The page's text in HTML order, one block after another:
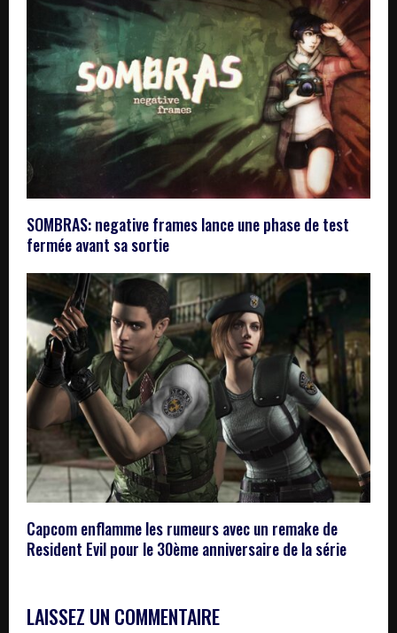
SOMBRAS: negative frames lance une phase de test
fermée avant sa sortie
Capcom enflamme les rumeurs avec un remake de
Resident Evil pour le 30ème anniversaire de la série
LAISSEZ UN COMMENTAIRE